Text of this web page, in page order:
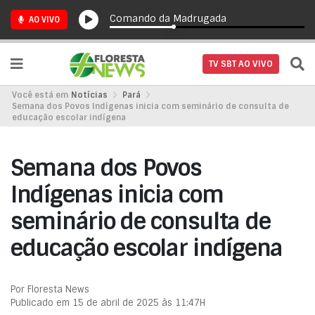
AO VIVO Comando da Madrugada
TV SBT AO VIVO
Você está em Notícias
Pará
Semana dos Povos Indígenas inicia com seminário de consulta de
educação escolar indígena
Semana dos Povos
Indígenas inicia com
seminário de consulta de
educação escolar indígena
Por Floresta News
Publicado em 15 de abril de 2025 às 11:47H